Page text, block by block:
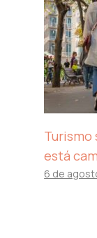
Turismo
está
6 de